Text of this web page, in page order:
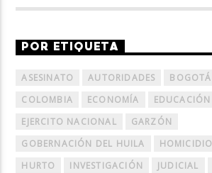
POR ETIQUETA
ASESINATO AUTORIDADES BOGOTÁ
COLOMBIA
ECONOMÍA
EDUCACIÓN
EJERCITO NACIONAL
GARZÓN
GOBERNACIÓN DEL HUILA
HOMICIDIO
HURTO
INVESTIGACIÓN JUDICIAL